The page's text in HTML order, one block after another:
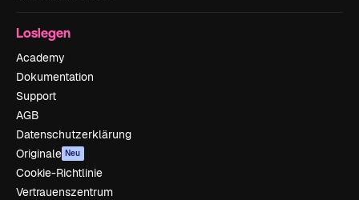
Loslegen
Academy
Dokumentation
Support
AGB
Datenschutzerklärung
Originale Neu
Cookie-Richtlinie
Vertrauenszentrum